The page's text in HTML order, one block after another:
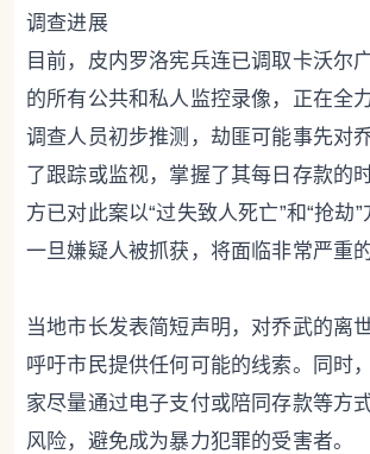
调查进展
目前，皮内罗洛宪兵连已调取卡沃尔
的所有公共和私人监控录像，正在全
调查人员初步推测，劫匪可能事先对
了跟踪或监视，掌握了其每日存款的
方已对此案以“过失致人死亡”和“抢劫”
一旦嫌疑人被抓获，将面临非常严重
当地市长发表简短声明，对乔武的离
呼吁市民提供任何可能的线索。同时
家尽量通过电子支付或陪同存款等方
风险，避免成为暴力犯罪的受害者。